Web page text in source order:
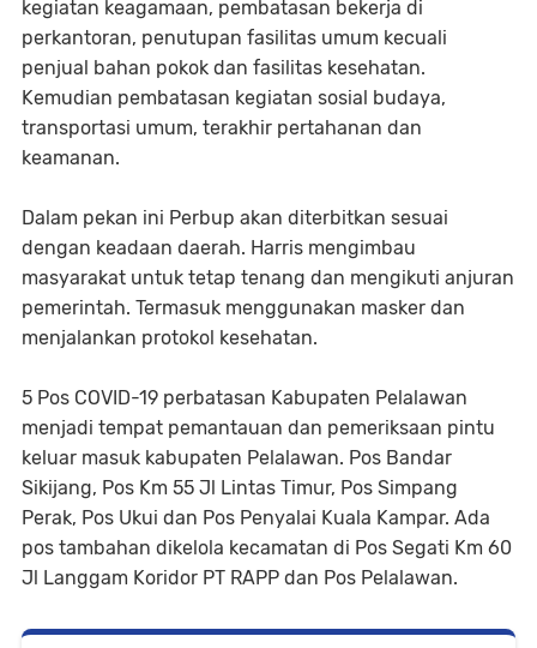
kegiatan keagamaan, pembatasan bekerja di
perkantoran, penutupan fasilitas umum kecuali
penjual bahan pokok dan fasilitas kesehatan.
Kemudian pembatasan kegiatan sosial budaya,
transportasi umum, terakhir pertahanan dan
keamanan.
Dalam pekan ini Perbup akan diterbitkan sesuai
dengan keadaan daerah. Harris mengimbau
masyarakat untuk tetap tenang dan mengikuti anjuran
pemerintah. Termasuk menggunakan masker dan
menjalankan protokol kesehatan.
5 Pos COVID-19 perbatasan Kabupaten Pelalawan
menjadi tempat pemantauan dan pemeriksaan pintu
keluar masuk kabupaten Pelalawan. Pos Bandar
Sikijang, Pos Km 55 Jl Lintas Timur, Pos Simpang
Perak, Pos Ukui dan Pos Penyalai Kuala Kampar. Ada
pos tambahan dikelola kecamatan di Pos Segati Km 60
Jl Langgam Koridor PT RAPP dan Pos Pelalawan.